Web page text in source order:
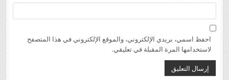
احفظ اسمي، بريدي الإلكتروني، والموقع الإلكتروني في هذا المتصفح
لاستخدامها المرة المقبلة في تعليقي.